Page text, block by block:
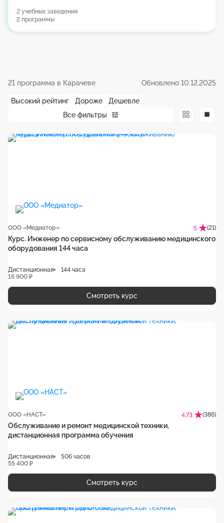
2 учебных заведения
2 программы
21 программа в Карачеве Обновлено 10.12.2025
Все фильтры
Высокий рейтинг Дороже Дешевле
ООО «Медиатор» 5 (21)
Курс. Инженер по сервисному обслуживанию медицинского
оборудования 144 часа
Дистанционная
144 часа
16 900 ₽
Смотреть курс
ООО «НАСТ» 4.73 (386)
Обслуживание и ремонт медицинской техники,
дистанционная программа обучения
Дистанционная
506 часов
55 400 ₽
Смотреть курс